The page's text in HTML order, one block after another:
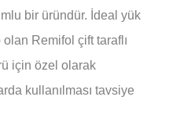
bir üründür. İdeal yük
Remifol çift taraflı
için özel olarak
kullanılması tavsiye